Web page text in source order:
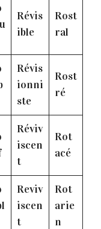
Révis
ible
Rost
ral
Révis
ionni
ste
Rost
ré
Réviv
iscen
t
Rot
acé
Reviv
iscen
t
Rot
arie
n